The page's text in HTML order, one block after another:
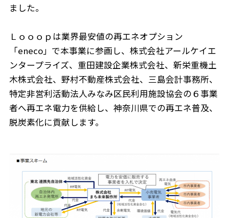
ました。
Ｌｏｏｏｐは業界最安値の再エネオプション
「eneco」で本事業に参画し、株式会社アールケイエ
ンタープライズ、重田建設企業株式会社、新栄重機土
木株式会社、野村不動産株式会社、三島会計事務所、
特定非営利活動法人みなみ区民利用施設協会の６事業
者へ再エネ電力を供給し、神奈川県での再エネ普及、
脱炭素化に貢献します。